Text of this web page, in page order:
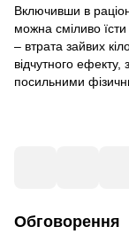
Включивши в раціон
можна сміливо їсти
– втрата зайвих
відчутного ефекту,
посильними
Обговорення